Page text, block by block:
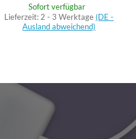
Sofort verfügbar
Lieferzeit: 2 - 3 Werktage (DE -
Ausland abweichend)